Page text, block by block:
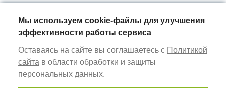
Мы используем cookie-файлы для улучшения
эффективности работы сервиса
Оставаясь на сайте вы соглашаетесь с Политикой
сайта в области обработки и защиты
персональных данных.